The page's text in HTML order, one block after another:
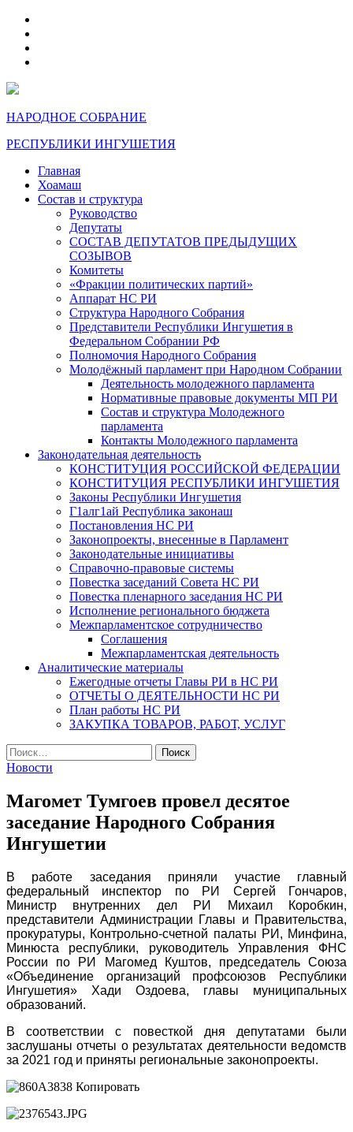
НАРОДНОЕ СОБРАНИЕ
РЕСПУБЛИКИ ИНГУШЕТИЯ
Главная
Хоамаш
Состав и структура
Руководство
Депутаты
СОСТАВ ДЕПУТАТОВ ПРЕДЫДУЩИХ
СОЗЫВОВ
Комитеты
«Фракции политических партий»
Аппарат НС РИ
Структура Народного Собрания
Представители Республики Ингушетия в
Федеральном Собрании РФ
Полномочия Народного Собрания
Молодёжный парламент при Народном Собрании
Деятельность молодежного парламента
Нормативные правовые документы МП РИ
Состав и структура Молодежного
парламента
Контакты Молодежного парламента
Законодательная деятельность
КОНСТИТУЦИЯ РОССИЙСКОЙ ФЕДЕРАЦИИ
КОНСТИТУЦИЯ РЕСПУБЛИКИ ИНГУШЕТИЯ
Законы Республики Ингушетия
Г1алг1ай Республика законаш
Постановления НС РИ
Законопроекты, внесенные в Парламент
Законодательные инициативы
Справочно-правовые системы
Повестка заседаний Совета НС РИ
Повестка пленарного заседания НС РИ
Исполнение регионального бюджета
Межпарламентское сотрудничество
Соглашения
Межпарламентская деятельность
Аналитические материалы
Ежегодные отчеты Главы РИ в НС РИ
ОТЧЕТЫ О ДЕЯТЕЛЬНОСТИ НС РИ
План работы НС РИ
ЗАКУПКА ТОВАРОВ, РАБОТ, УСЛУГ
Найти:
Новости
Магомет Тумгоев провел десятое
заседание Народного Собрания
Ингушетии
В работе заседания приняли участие главный
федеральный инспектор по РИ Сергей Гончаров,
Министр внутренних дел РИ Михаил Коробкин,
представители Администрации Главы и Правительства,
прокуратуры, Контрольно-счетной палаты РИ, Минфина,
Минюста республики, руководитель Управления ФНС
России по РИ Магомед Куштов, председатель Союза
«Объединение организаций профсоюзов Республики
Ингушетия» Хади Оздоева, главы муниципальных
образований.
В соответствии с повесткой дня депутатами были
заслушаны отчеты о результатах деятельности ведомств
за 2021 год и приняты региональные законопроекты.